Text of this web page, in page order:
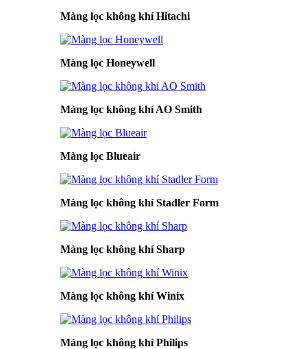
Màng lọc không khí Hitachi
Màng lọc Honeywell
Màng lọc không khí AO Smith
Màng lọc Blueair
Màng lọc không khí Stadler Form
Màng lọc không khí Sharp
Màng lọc không khí Winix
Màng lọc không khí Philips